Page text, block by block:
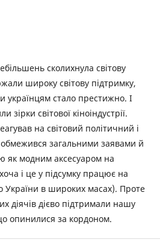
сколихнула світову
широку світову підтримку,
українцям стало престижно. І
зірки світової кіноіндустрії.
на світовий політичний і
загальними заявами й
як модним аксесуаром на
і це у підсумку працює на
України в широких масах). Проте
діячів дієво підтримали нашу
опинилися за кордоном.